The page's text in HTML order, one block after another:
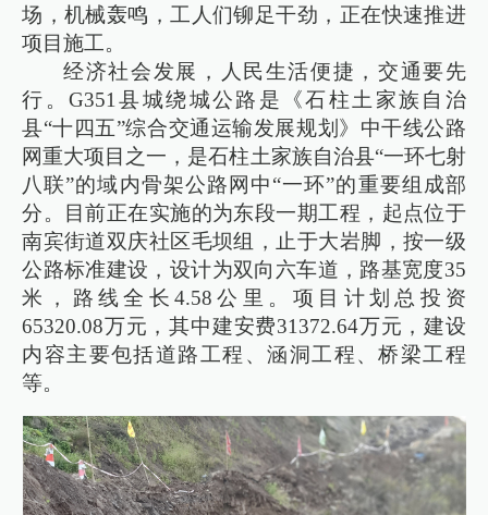
场，机械轰鸣，工人们铆足干劲，正在快速推进
项目施工。
经济社会发展，人民生活便捷，交通要先
行。G351县城绕城公路是《石柱土家族自治
县“十四五”综合交通运输发展规划》中干线公路
网重大项目之一，是石柱土家族自治县“一环七射
八联”的域内骨架公路网中“一环”的重要组成部
分。目前正在实施的为东段一期工程，起点位于
南宾街道双庆社区毛坝组，止于大岩脚，按一级
公路标准建设，设计为双向六车道，路基宽度35
米，路线全长4.58公里。项目计划总投资
65320.08万元，其中建安费31372.64万元，建设
内容主要包括道路工程、涵洞工程、桥梁工程
等。